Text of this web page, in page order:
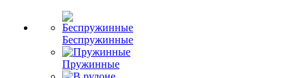
Беспружинные
Пружинные